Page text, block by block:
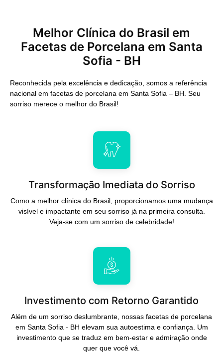
Melhor Clínica do Brasil em
Facetas de Porcelana em Santa
Sofia - BH
Reconhecida pela excelência e dedicação, somos a referência
nacional em facetas de porcelana em Santa Sofia – BH. Seu
sorriso merece o melhor do Brasil!
Transformação Imediata do Sorriso
Como a melhor clínica do Brasil, proporcionamos uma mudança
visível e impactante em seu sorriso já na primeira consulta.
Veja-se com um sorriso de celebridade!
Investimento com Retorno Garantido
Além de um sorriso deslumbrante, nossas facetas de porcelana
em Santa Sofia - BH elevam sua autoestima e confiança. Um
investimento que se traduz em bem-estar e admiração onde
quer que você vá.